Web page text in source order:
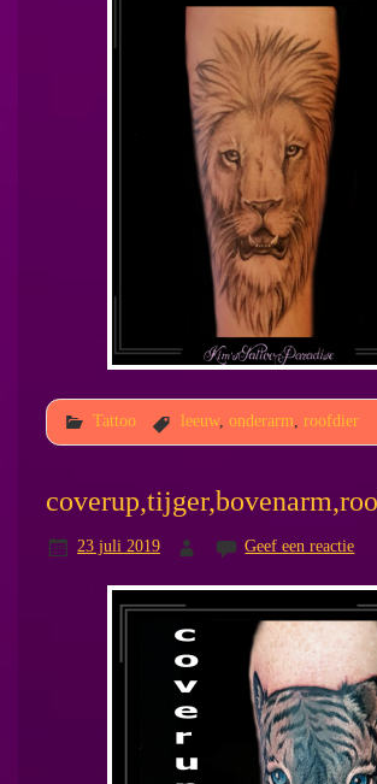
Tattoo leeuw, onderarm roofdier
23 juli 2019 Geef een reactie